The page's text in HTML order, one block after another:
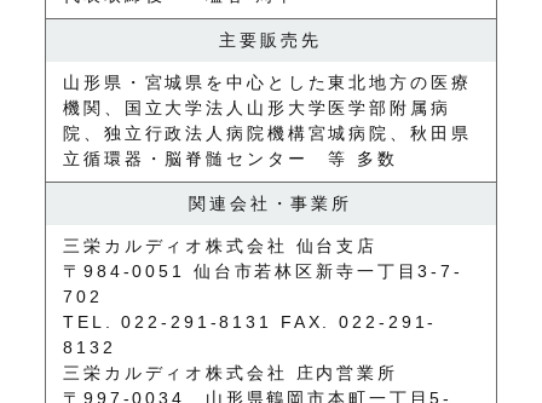
主要販売先
山形県・宮城県を中心とした東北地方の医療
機関、国立大学法人山形大学医学部附属病
院、独立行政法人病院機構宮城病院、秋田県
立循環器・脳脊髄センター 等 多数
関連会社・事業所
三栄カルディオ株式会社 仙台支店
〒984-0051 仙台市若林区新寺一丁目3-7-
702
TEL. 022-291-8131 FAX. 022-291-
8132
三栄カルディオ株式会社 庄内営業所
〒997-0034 山形県鶴岡市本町一丁目5-